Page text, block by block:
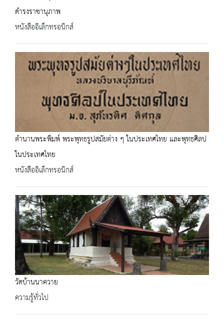
ดำรงราชานุภาพ
หนังสืออิเล็กทรอนิกส์
ตำนานพระพิมพ์ พระพุทธรูปสมัยต่าง ๆ ในประเทศไทย และพุทธศิลป
ในประเทศไทย
หนังสืออิเล็กทรอนิกส์
วัดบ้านนาควาย
ความรู้ทั่วไป